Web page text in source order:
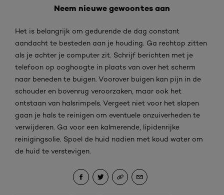
Neem nieuwe gewoontes aan
Het is belangrijk om gedurende de dag constant
aandacht te besteden aan je houding. Ga rechtop zitten
als je achter je computer zit. Schrijf berichten met je
telefoon op ooghoogte in plaats van over het scherm
naar beneden te buigen. Voorover buigen kan pijn in de
schouder en bovenrug veroorzaken, maar ook het
ontstaan van halsrimpels. Vergeet niet voor het slapen
gaan je hals te reinigen om eventuele onzuiverheden te
verwijderen. Ga voor een kalmerende, lipidenrijke
reinigingsolie. Spoel de huid nadien met koud water om
de huid te verstevigen.